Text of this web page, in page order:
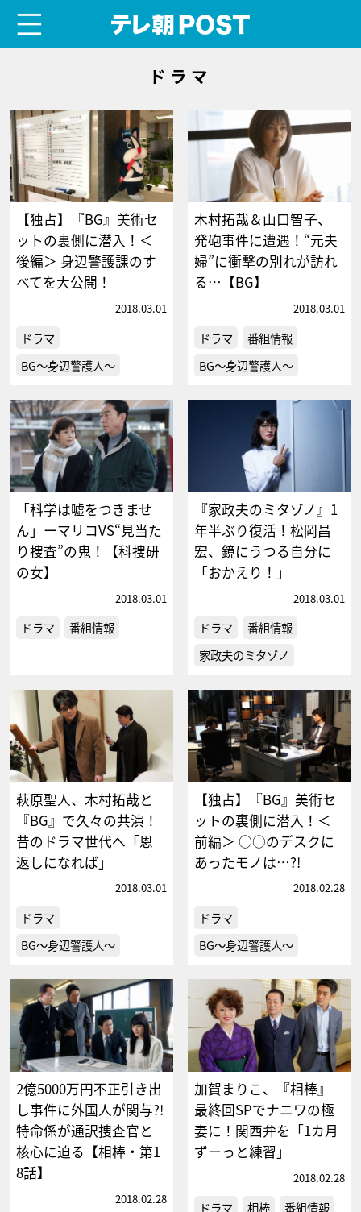
ドラマ
【独占】『BG』美術セ
ットの裏側に潜入！＜
後編＞ 身辺警護課のす
べてを大公開！
2018.03.01
ドラマ
BG～身辺警護人～
木村拓哉＆山口智子、
発砲事件に遭遇！“元夫
婦”に衝撃の別れが訪れ
る…【BG】
2018.03.01
ドラマ
番組情報
BG～身辺警護人～
「科学は嘘をつきませ
ん」ーマリコVS“見当た
り捜査”の鬼！【科捜研
の女】
2018.03.01
ドラマ 番組情報
『家政夫のミタゾノ』1
年半ぶり復活！松岡昌
宏、鏡にうつる自分に
「おかえり！」
2018.03.01
ドラマ
番組情報
家政夫のミタゾノ
萩原聖人、木村拓哉と
『BG』で久々の共演！
昔のドラマ世代へ「恩
返しになれば」
2018.03.01
ドラマ
BG～身辺警護人～
【独占】『BG』美術セ
ットの裏側に潜入！＜
前編＞ ○○のデスクに
あったモノは…?!
2018.02.28
ドラマ
BG～身辺警護人～
2億5000万円不正引き出
し事件に外国人が関与?!
特命係が通訳捜査官と
核心に迫る【相棒・第1
8話】
2018.02.28
加賀まりこ、『相棒』
最終回SPでナニワの極
妻に！関西弁を「1カ月
ずーっと練習」
2018.02.28
ドラマ 相棒 番組情報